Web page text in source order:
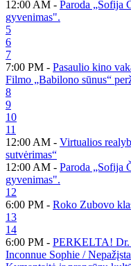
12:00 AM - Paroda „Sofija
gyvenimas".
5
6
7
7:00 PM - Pasaulio kino
Filmo „Babilono sūnus“
8
9
10
11
12:00 AM - Virtualios
sutvėrimas“
12:00 AM - Paroda „Sofija
gyvenimas".
12
6:00 PM - Roko Zubovo
13
14
6:00 PM - PERKELTA! Dr.
Inconnue Sophie /